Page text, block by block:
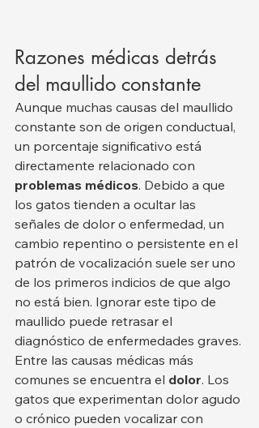
Razones médicas detrás
del maullido constante
Aunque muchas causas del maullido
constante son de origen conductual,
un porcentaje significativo está
directamente relacionado con
problemas médicos. Debido a que
los gatos tienden a ocultar las
señales de dolor o enfermedad, un
cambio repentino o persistente en el
patrón de vocalización suele ser uno
de los primeros indicios de que algo
no está bien. Ignorar este tipo de
maullido puede retrasar el
diagnóstico de enfermedades graves.
Entre las causas médicas más
comunes se encuentra el dolor. Los
gatos que experimentan dolor agudo
o crónico pueden vocalizar con